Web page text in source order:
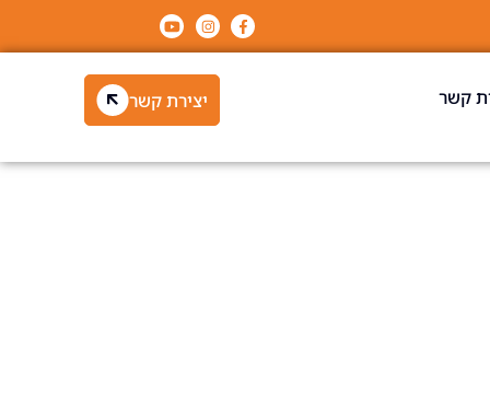
קשר יצירת קשר